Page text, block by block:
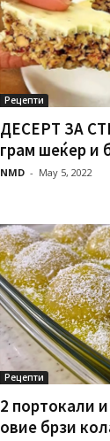
Рецепти
ДЕСЕРТ ЗА
грам шеќер и
NMD - May 5, 2022
Рецепти
2 портокали
овие брзи